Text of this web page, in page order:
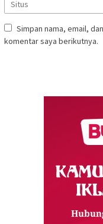
Simpan nama, email,
komentar saya berikutnya.